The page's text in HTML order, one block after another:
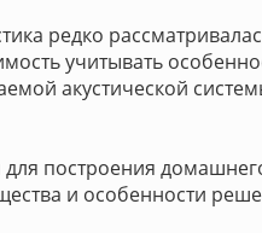
редко
учитывать
акустической
построения
и особенности